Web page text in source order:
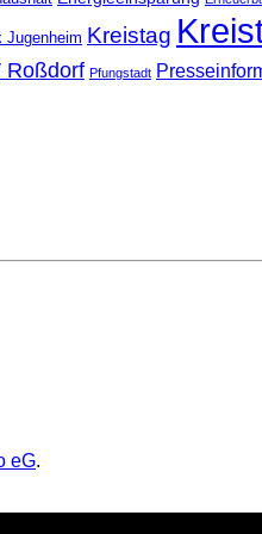
Jugenheim Kreistag
Roßdorf Pfungstadt
eG.